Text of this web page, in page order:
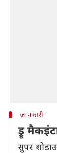
जानकारी
ड्रू
सुपर